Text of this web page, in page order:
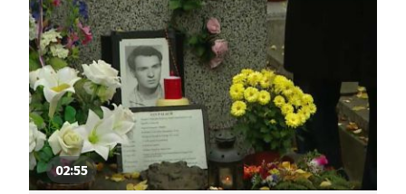
dopisech. Dne 25. února 1969 se tak stal „pochodní
číslo 2.“ Byla jeho oběť zbytečná?
02:55